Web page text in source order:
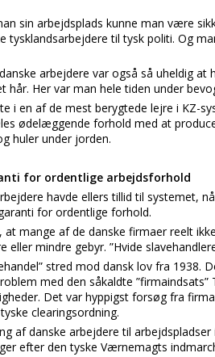
sin arbejdsplads kunne man være
tysklandsarbejdere til tysk politi. Og
arbejdere var også så uheldig at
hår. Her var man hele tiden under
i en af de mest berygtede lejre i KZ-
ødelæggende forhold med at
huler under jorden.
for ordentlige arbejdsforhold
havde ellers tillid til systemet,
for ordentlige forhold.
at mange af de danske firmaer reelt
eller mindre gebyr. ”Hvide
stred mod dansk lov fra
med den såkaldte
Det var hyppigst forsøg fra
clearingsordning.
af danske arbejdere til
efter den tyske Værnemagts